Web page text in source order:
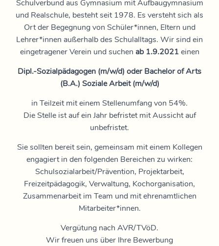
Schulverbund aus Gymnasium mit Aufbaugymnasium
und Realschule, besteht seit 1978. Es versteht sich als
Ort der Begegnung von Schüler*innen, Eltern und
Lehrer*innen außerhalb des Schulalltags. Wir sind ein
eingetragener Verein und suchen ab 1.9.2021 einen
Dipl.-Sozialpädagogen (m/w/d) oder Bachelor of Arts
(B.A.) Soziale Arbeit (m/w/d)
in Teilzeit mit einem Stellenumfang von 54%.
Die Stelle ist auf ein Jahr befristet mit Aussicht auf
unbefristet.
Sie sollten bereit sein, gemeinsam mit einem Kollegen
engagiert in den folgenden Bereichen zu wirken:
Schulsozialarbeit/Prävention, Projektarbeit,
Freizeitpädagogik, Verwaltung, Kochorganisation,
Zusammenarbeit im Team und mit ehrenamtlichen
Mitarbeiter*innen.
Vergütung nach AVR/TVöD.
Wir freuen uns über Ihre Bewerbung